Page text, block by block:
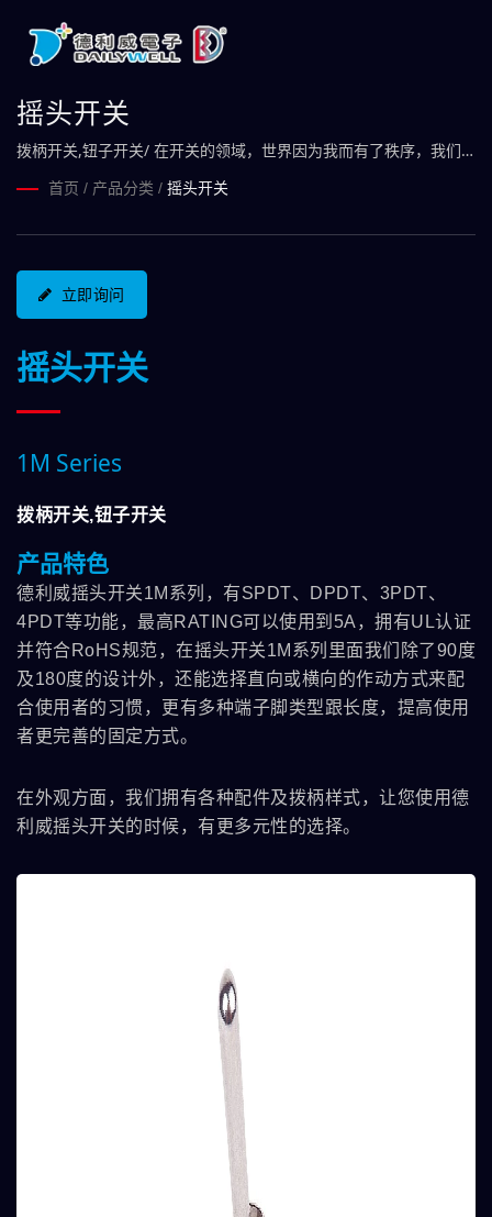
摇头开关
拨柄开关,钮子开关/ 在开关的领域，世界因为我而有了秩序，我们
掌控发号施令的关键。
首页 / 产品分类 / 摇头开关
立即询问
摇头开关
1M Series
拨柄开关,钮子开关
产品特色
德利威摇头开关1M系列，有SPDT、DPDT、3PDT、
4PDT等功能，最高RATING可以使用到5A，拥有UL认证
并符合RoHS规范，在摇头开关1M系列里面我们除了90度
及180度的设计外，还能选择直向或横向的作动方式来配
合使用者的习惯，更有多种端子脚类型跟长度，提高使用
者更完善的固定方式。
在外观方面，我们拥有各种配件及拨柄样式，让您使用德
利威摇头开关的时候，有更多元性的选择。